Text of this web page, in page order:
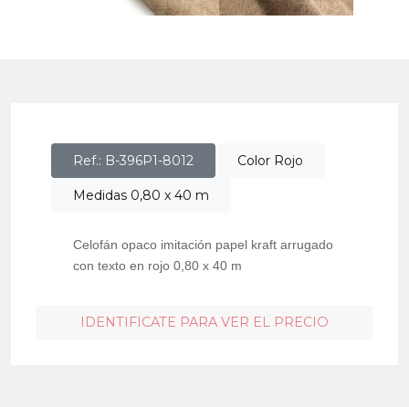
Ref.: B-396P1-8012 Color Rojo
Medidas 0,80 x 40 m
Celofán opaco imitación papel kraft arrugado
con texto en rojo 0,80 x 40 m
IDENTIFICATE PARA VER EL PRECIO